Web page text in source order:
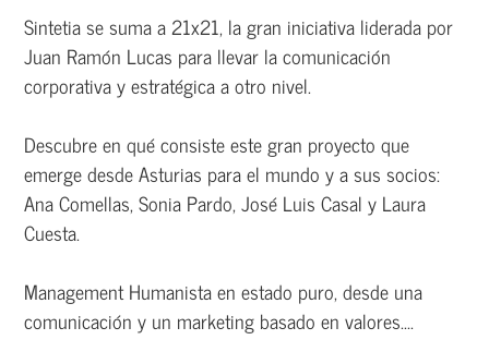
Sintetia se suma a 21x21, la gran iniciativa liderada por
Juan Ramón Lucas para llevar la comunicación
corporativa y estratégica a otro nivel.
Descubre en qué consiste este gran proyecto que
emerge desde Asturias para el mundo y a sus socios:
Ana Comellas, Sonia Pardo, José Luis Casal y Laura
Cuesta.
Management Humanista en estado puro, desde una
comunicación y un marketing basado en valores....